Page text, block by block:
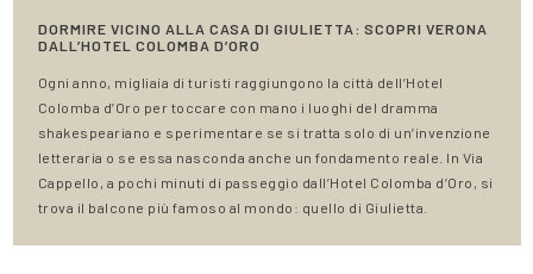
DORMIRE VICINO ALLA CASA DI GIULIETTA: SCOPRI VERONA
DALL’HOTEL COLOMBA D’ORO
Ogni anno, migliaia di turisti raggiungono la città dell’Hotel
Colomba d’Oro per toccare con mano i luoghi del dramma
shakespeariano e sperimentare se si tratta solo di un’invenzione
letteraria o se essa nasconda anche un fondamento reale. In Via
Cappello, a pochi minuti di passeggio dall’Hotel Colomba d’Oro, si
trova il balcone più famoso al mondo: quello di Giulietta.